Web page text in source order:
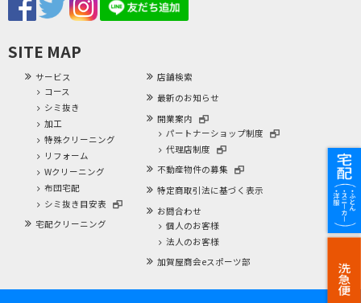
SITE MAP
サービス
コース
シミ抜き
加工
特殊クリーニング
リフォーム
Wクリーニング
布団宅配
シミ抜き目安表
宅配クリーニング
店舗検索
最新のお知らせ
開業案内
パートナーショップ制度
代理店制度
不動産物件の募集
特定商取引法に基づく表示
お問合わせ
個人のお客様
法人のお客様
加賀屋商会eスポーツ部